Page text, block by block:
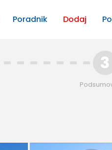
Poradnik Dodaj
3